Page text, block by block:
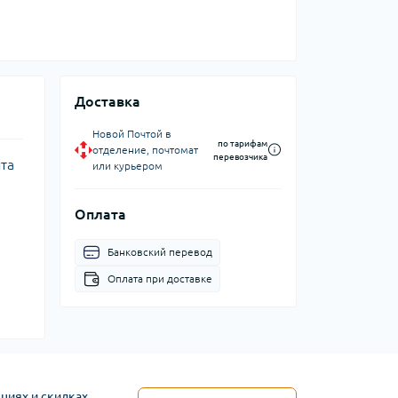
Доставка
Новой Почтой в
отделение, почтомат
или курьером
по тарифам
перевозчика
Оплата
Банковский перевод
Оплата при доставке